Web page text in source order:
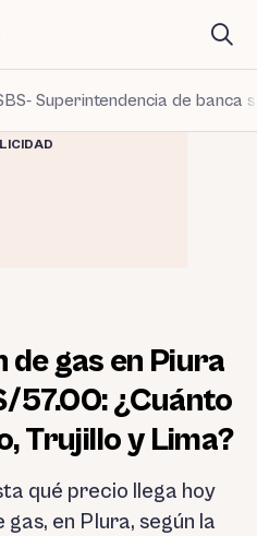
Superintendencia de banca
de gas en Piura
57.00: ¿Cuánto
Trujillo y Lima?
qué precio llega hoy
en PIura, según la